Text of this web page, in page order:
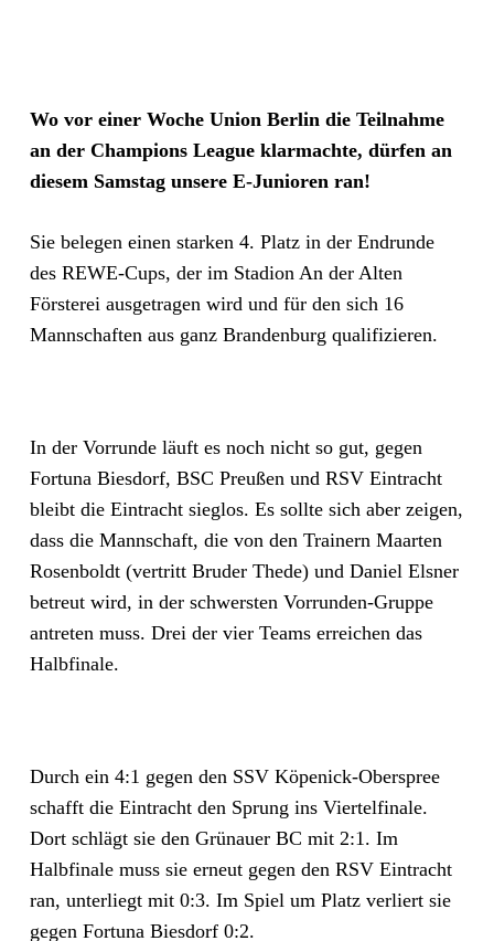
Wo vor einer Woche Union Berlin die Teilnahme
an der Champions League klarmachte, dürfen an
diesem Samstag unsere E-Junioren ran!
Sie belegen einen starken 4. Platz in der Endrunde
des REWE-Cups, der im Stadion An der Alten
Försterei ausgetragen wird und für den sich 16
Mannschaften aus ganz Brandenburg qualifizieren.
In der Vorrunde läuft es noch nicht so gut, gegen
Fortuna Biesdorf, BSC Preußen und RSV Eintracht
bleibt die Eintracht sieglos. Es sollte sich aber zeigen,
dass die Mannschaft, die von den Trainern Maarten
Rosenboldt (vertritt Bruder Thede) und Daniel Elsner
betreut wird, in der schwersten Vorrunden-Gruppe
antreten muss. Drei der vier Teams erreichen das
Halbfinale.
Durch ein 4:1 gegen den SSV Köpenick-Oberspree
schafft die Eintracht den Sprung ins Viertelfinale.
Dort schlägt sie den Grünauer BC mit 2:1. Im
Halbfinale muss sie erneut gegen den RSV Eintracht
ran, unterliegt mit 0:3. Im Spiel um Platz verliert sie
gegen Fortuna Biesdorf 0:2.